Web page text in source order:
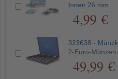
Innen 26 mm
4,99 €
323638 -
2-Euro-Münzen
49,99 €